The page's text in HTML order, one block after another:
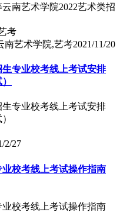
南艺术学院2022艺术类招
南艺术学院,艺考2021/11/20
专业校考线上考试安排
专业校考线上考试安排
2/27
校考线上考试操作指南
校考线上考试操作指南